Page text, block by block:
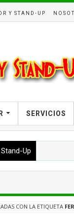
Y STAND-UP
SERVICIOS
Up
CON LA ETIQUETA